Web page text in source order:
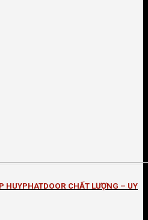
HUYPHATDOOR CHẤT LƯỢNG – UY